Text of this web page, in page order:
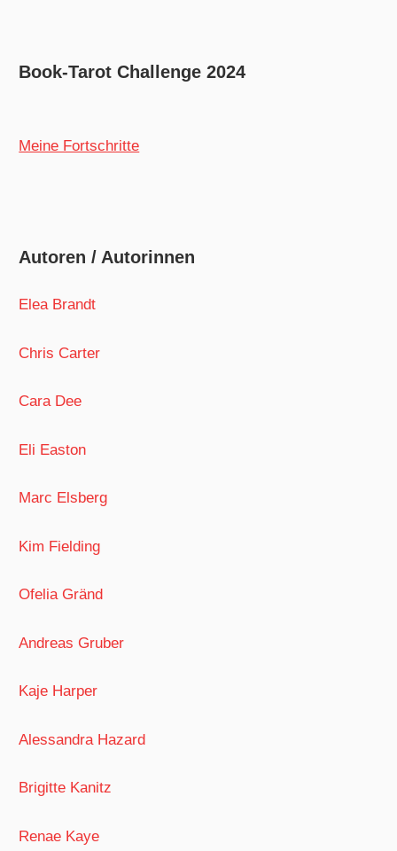
Book-Tarot Challenge 2024
Meine Fortschritte
Autoren / Autorinnen
Elea Brandt
Chris Carter
Cara Dee
Eli Easton
Marc Elsberg
Kim Fielding
Ofelia Gränd
Andreas Gruber
Kaje Harper
Alessandra Hazard
Brigitte Kanitz
Renae Kaye